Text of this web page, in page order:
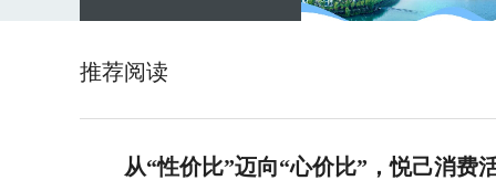
推荐阅读
从“性价比”迈向“心价比”，悦己消费